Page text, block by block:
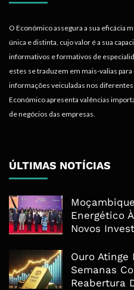
O Económico assegura a sua eficácia
única e distinta, cujo valor é a sua
informativos e formativos de
estes se traduzem em mais-valias
informações veiculadas nos
Económico apresenta valências
de negócios das empresas.
ÚLTIMAS NOTÍCIAS
Energético
Novos
Ouro Atinge
Semanas
Reabertura